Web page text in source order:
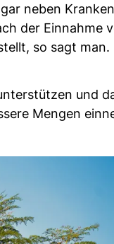
neben
der Einnahme
so sagt man.
und
Mengen